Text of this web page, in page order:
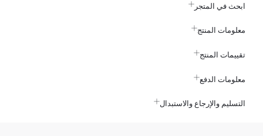
ابحث في المتجر
معلومات المنتج
تقييمات المنتج
معلومات الدفع
التسليم والإرجاع والاستبدال